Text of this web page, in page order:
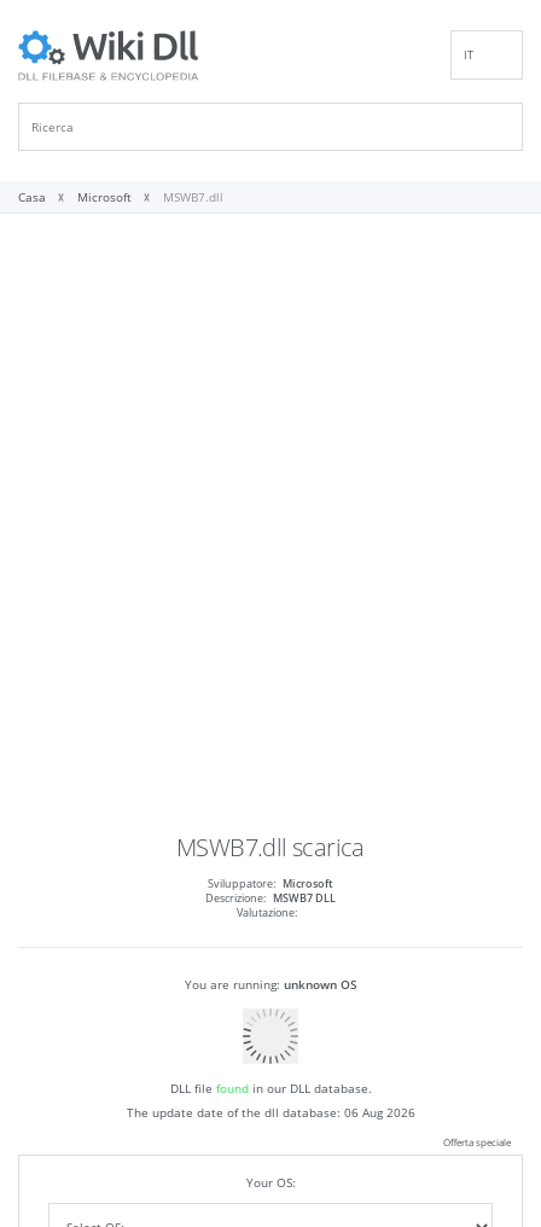
IT
Casa Microsoft MSWB7.dll
MSWB7.dll scarica
Sviluppatore: Microsoft
Descrizione: MSWB7 DLL
Valutazione:
You are running: unknown OS
DLL file foundin our DLL database.
The update date of the dll database: 06 Aug 2026
Offerta speciale
Your OS: